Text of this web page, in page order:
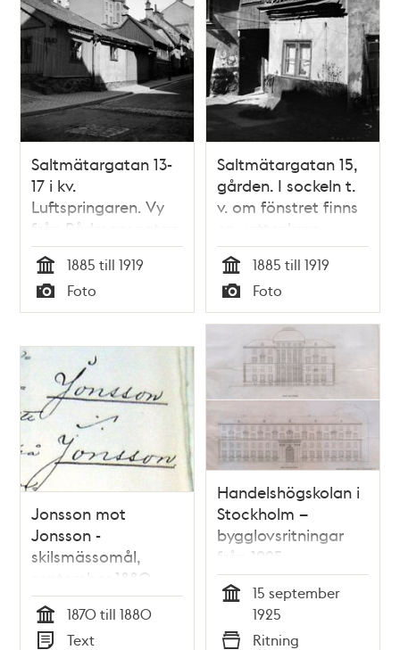
Saltmätargatan 13-
17 i kv.
Luftspringaren. Vy
från Rådmansgatan
Tid
1885 till 1919
Typ
Foto
Saltmätargatan 15,
gården. I sockeln t.
v. om fönstret finns
en vattenkran
Tid
1885 till 1919
Typ
Foto
Jonsson mot
Jonsson -
skilsmässomål,
september 1880
Tid
1870 till 1880
Text
Handelshögskolan i
Stockholm –
bygglovsritningar
från 1925
15 september
1925
Ritning